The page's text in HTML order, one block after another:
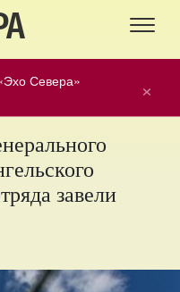
×
Севера»
завели